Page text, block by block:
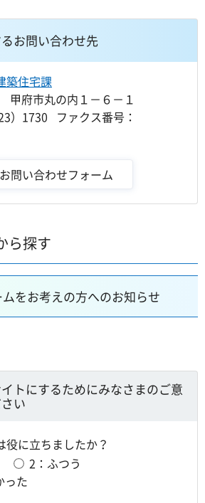
お問い合わせ先
築住宅課
府市丸の内１－６－１
）1730 ファクス番号：
ら探す
をお考えの方へのお知らせ
トにするためにみなさまのご意
い
役に立ちましたか？
2：ふつう
った